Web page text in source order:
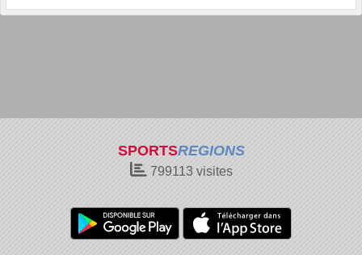
SPORTSREGIONS
799113 visites